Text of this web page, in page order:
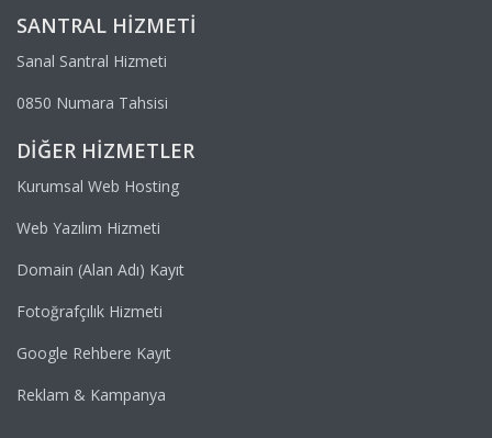
SANTRAL HIZMETI
Sanal Santral Hizmeti
0850 Numara Tahsisi
DIĞER HIZMETLER
Kurumsal Web Hosting
Web Yazılım Hizmeti
Domain (Alan Adı) Kayıt
Fotoğrafçılık Hizmeti
Google Rehbere Kayıt
Reklam & Kampanya